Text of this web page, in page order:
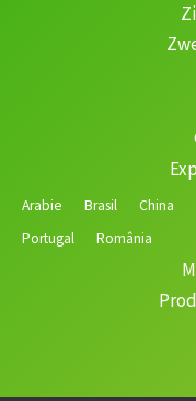
Arabie Brasil China
Portugal
România